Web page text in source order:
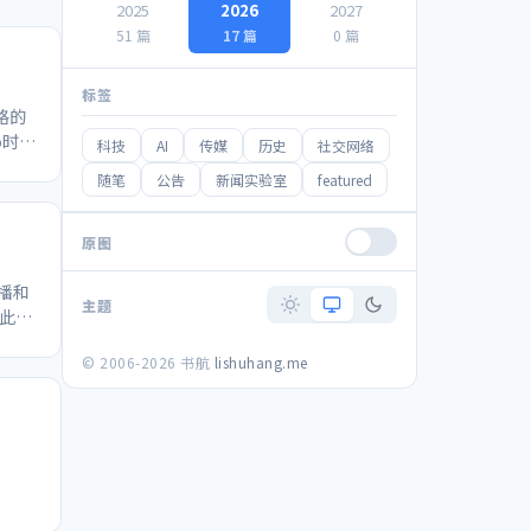
的
，
数
我
际
用
用
和
强
要
不
2025
51 篇
2026
17 篇
2027
0 篇
标签
科技 AI 传媒 历史
社交网络
随笔
公告 新闻实验室 featured
原图
主题
© 2006-2026 书航 lishuhang.me